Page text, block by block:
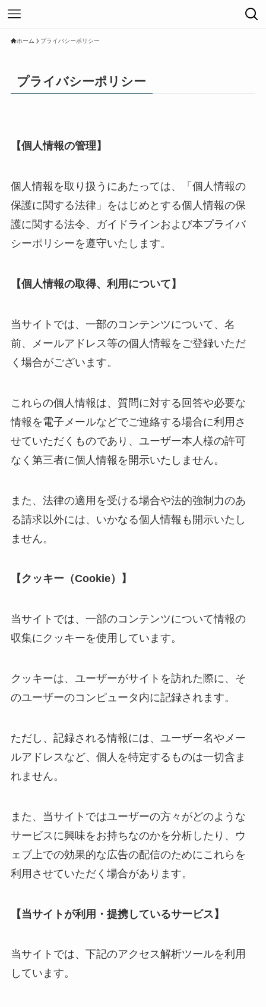
ホーム プライバシーポリシー
プライバシーポリシー
【個人情報の管理】
個人情報を取り扱うにあたっては、「個人情報の
保護に関する法律」をはじめとする個人情報の保
護に関する法令、ガイドラインおよび本プライバ
シーポリシーを遵守いたします。
【個人情報の取得、利用について】
当サイトでは、一部のコンテンツについて、名
前、メールアドレス等の個人情報をご登録いただ
く場合がございます。
これらの個人情報は、質問に対する回答や必要な
情報を電子メールなどでご連絡する場合に利用さ
せていただくものであり、ユーザー本人様の許可
なく第三者に個人情報を開示いたしません。
また、法律の適用を受ける場合や法的強制力のあ
る請求以外には、いかなる個人情報も開示いたし
ません。
【クッキー（Cookie）】
当サイトでは、一部のコンテンツについて情報の
収集にクッキーを使用しています。
クッキーは、ユーザーがサイトを訪れた際に、そ
のユーザーのコンピュータ内に記録されます。
ただし、記録される情報には、ユーザー名やメー
ルアドレスなど、個人を特定するものは一切含ま
れません。
また、当サイトではユーザーの方々がどのような
サービスに興味をお持ちなのかを分析したり、ウ
ェブ上での効果的な広告の配信のためにこれらを
利用させていただく場合があります。
【当サイトが利用・提携しているサービス】
当サイトでは、下記のアクセス解析ツールを利用
しています。